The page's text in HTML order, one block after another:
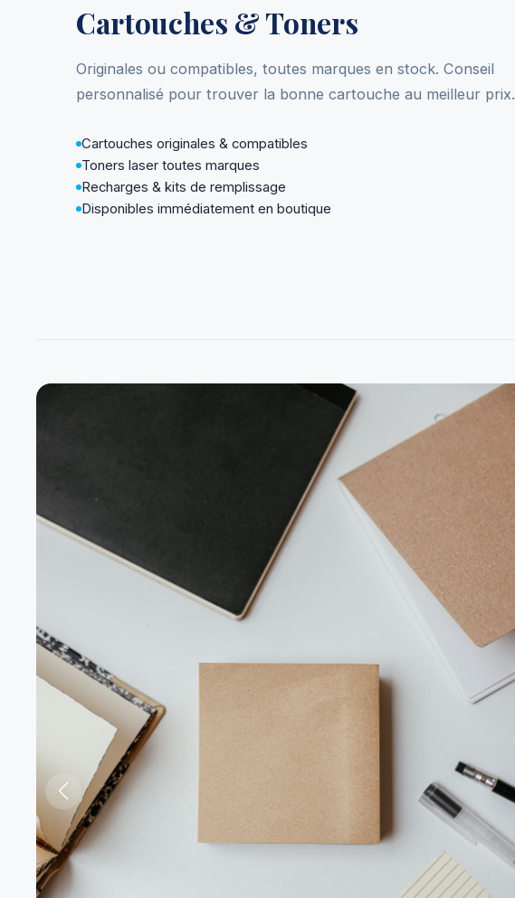
Cartouches & Toners
Originales ou compatibles, toutes marques en stock. Conseil
personnalisé pour trouver la bonne cartouche au meilleur prix.
Cartouches originales & compatibles
Toners laser toutes marques
Recharges & kits de remplissage
Disponibles immédiatement en boutique